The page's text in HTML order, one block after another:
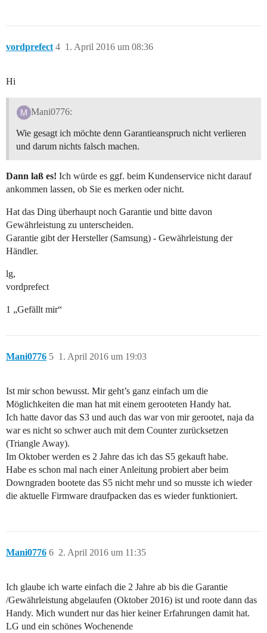
vordprefect 1. April 2016 um 08:36
4
Hi
Mani0776:
Wie gesagt ich möchte denn Garantieanspruch nicht verlieren
und darum nichts falsch machen.
Dann laß es! Ich würde es ggf. beim Kundenservice nicht darauf
ankommen lassen, ob Sie es merken oder nicht.
Hat das Ding überhaupt noch Garantie und bitte davon
Gewährleistung zu unterscheiden.
Garantie gibt der Hersteller (Samsung) - Gewährleistung der
Händler.
lg,
vordprefect
1 „Gefällt mir“
Mani0776 1. April 2016 um 19:03
5
Ist mir schon bewusst. Mir geht’s ganz einfach um die
Möglichkeiten die man hat mit einem gerooteten Handy hat.
Ich hatte davor das S3 und auch das war von mir gerootet, naja da
war es nicht so schwer auch mit dem Counter zurücksetzen
(Triangle Away).
Im Oktober werden es 2 Jahre das ich das S5 gekauft habe.
Habe es schon mal nach einer Anleitung probiert aber beim
Downgraden bootete das S5 nicht mehr und so musste ich wieder
die aktuelle Firmware draufpacken das es wieder funktioniert.
Mani0776 2. April 2016 um 11:35
6
Ich glaube ich warte einfach die 2 Jahre ab bis die Garantie
/Gewährleistung abgelaufen (Oktober 2016) ist und roote dann das
Handy. Mich wundert nur das hier keiner Erfahrungen damit hat.
LG und ein schönes Wochenende